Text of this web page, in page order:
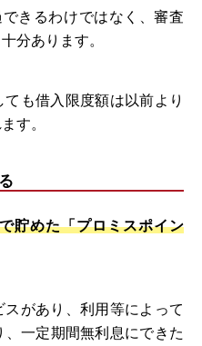
きるわけではなく、審査
分あります。
も借入限度額は以前より
す。
貯めた「プロミスポイン
があり、利用等によって
一定期間無利息にできた